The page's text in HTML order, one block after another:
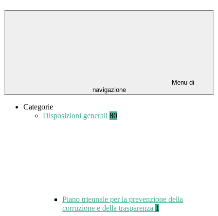
Menu di
navigazione
Categorie
Disposizioni generali 80
Piano triennale per la prevenzione della
corruzione e della trasparenza 1